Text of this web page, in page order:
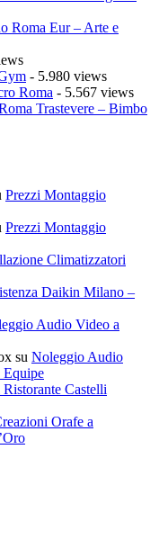
Roma Eur – Arte e
- 5.980 views
Roma - 5.567 views
Trastevere – Bimbo
Prezzi Montaggio
Prezzi Montaggio
Climatizzatori
Daikin Milano –
Audio Video a
su Noleggio Audio
Equipe
Castelli
Orafe a